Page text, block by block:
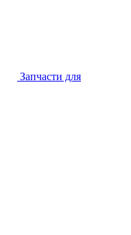
Запчасти для